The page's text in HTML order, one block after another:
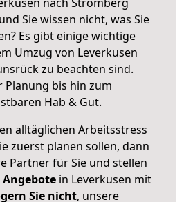
Sie wissen nicht, was Sie
Es gibt einige wichtige
Umzug von Leverkusen
zu beachten sind.
Planung bis hin zum
Hab & Gut.
alltäglichen Arbeitsstress
zuerst planen sollen, dann
Partner für Sie und stellen
in Leverkusen mit
Sie nicht, unsere